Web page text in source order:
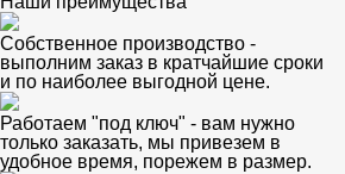
Собственное производство -
выполним заказ в кратчайшие сроки
и по наиболее выгодной цене.
Работаем "под ключ" - вам нужно
только заказать, мы привезем в
удобное время, порежем в размер.